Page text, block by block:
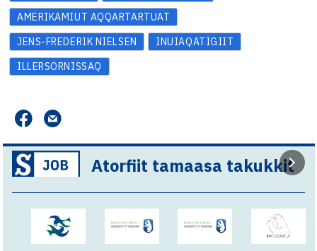
AMERIKAMIUT AQQARTARTUAT
JENS-FREDERIK NIELSEN
INUIAQATIGIIT
ILLERSORNISSAQ
Atorfiit tamaasa takukkit